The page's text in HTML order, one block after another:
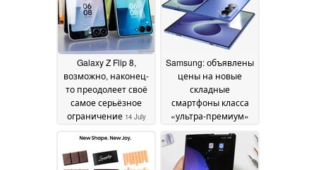
Galaxy Z Flip 8,
возможно, наконец-
то преодолеет своё
самое серьёзное
ограничение 14 July
Samsung: объявлены
цены на новые
складные
смартфоны класса
«ультра-премиум»
рынка
04 July 2026